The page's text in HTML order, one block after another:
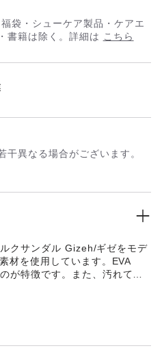
袋・シューケア製品・ケアエ
書籍は除く。詳細は こちら
干異なる場合がございます。
クサンダル Gizeh/ギゼをモデ
材を使用しています。EVA
が特徴です。また、汚れても
ックならではの快適な履き心